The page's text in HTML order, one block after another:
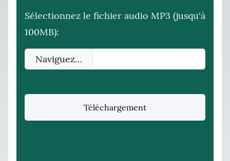
Sélectionnez le fichier audio MP3 (jusqu'à
100MB):
Naviguez…
Téléchargement